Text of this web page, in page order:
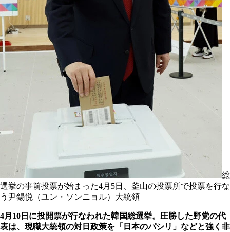
総
選挙の事前投票が始まった4月5日、釜山の投票所で投票を行な
う尹錫悦（ユン・ソンニョル）大統領
4月10日に投開票が行なわれた韓国総選挙。圧勝した野党の代
表は、現職大統領の対日政策を「日本のパシリ」などと強く非